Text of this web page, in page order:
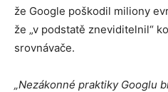
že Google poškodil miliony
že „v podstatě zneviditelnil“
srovnávače.
„Nezákonné praktiky Googlu